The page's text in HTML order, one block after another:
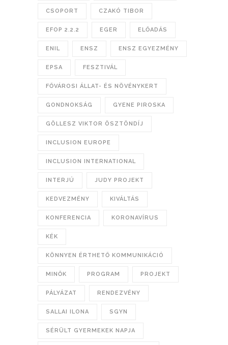
CSOPORT CZAKÓ TIBOR
EFOP 2.2.2 EGER ELŐADÁS
ENIL ENSZ ENSZ EGYEZMÉNY
EPSA FESZTIVÁL
FŐVÁROSI ÁLLAT- ÉS NÖVÉNYKERT
GONDNOKSÁG GYENE PIROSKA
GÖLLESZ VIKTOR ÖSZTÖNDÍJ
INCLUSION EUROPE
INCLUSION INTERNATIONAL
INTERJÚ JUDY PROJEKT
KEDVEZMÉNY KIVÁLTÁS
KONFERENCIA KORONAVÍRUS
KÉK
KÖNNYEN ÉRTHETŐ KOMMUNIKÁCIÓ
MINŐK PROGRAM PROJEKT
PÁLYÁZAT RENDEZVÉNY
SALLAI ILONA SGYN
SÉRÜLT GYERMEKEK NAPJA